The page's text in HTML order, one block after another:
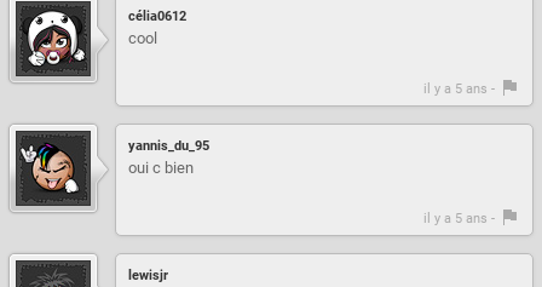
célia0612
cool
il y a 5 ans -
yannis_du_95
oui c bien
il y a 5 ans -
lewisjr